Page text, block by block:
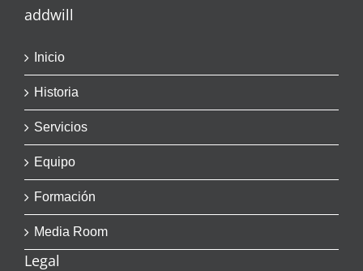
addwill
Inicio
Historia
Servicios
Equipo
Formación
Media Room
Legal